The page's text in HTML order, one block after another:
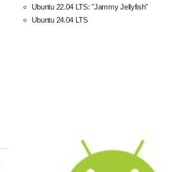
Ubuntu 22.04 LTS: "Jammy Jellyfish"
Ubuntu 24.04 LTS